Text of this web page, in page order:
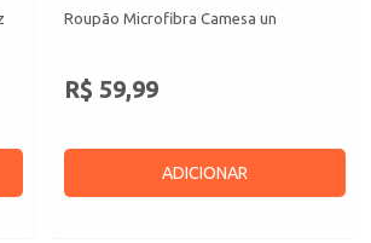
Roupão Microfibra Camesa un
R$ 59,99
ADICIONAR